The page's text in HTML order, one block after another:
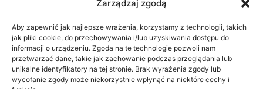
Zarządzaj zgodą
Aby zapewnić jak najlepsze wrażenia, korzystamy z technologii, takich
jak pliki cookie, do przechowywania i/lub uzyskiwania dostępu do
informacji o urządzeniu. Zgoda na te technologie pozwoli nam
przetwarzać dane, takie jak zachowanie podczas przeglądania lub
unikalne identyfikatory na tej stronie. Brak wyrażenia zgody lub
wycofanie zgody może niekorzystnie wpłynąć na niektóre cechy i
ZOBACZ NAJNOWSZY RAPORT 2026
CHECK OUT OUR LATEST 2026
REPORT